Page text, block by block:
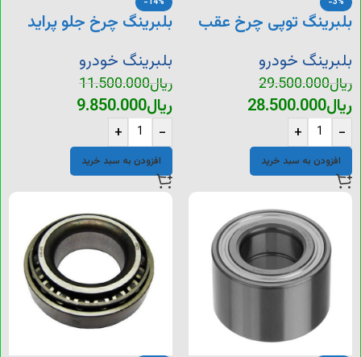
بلبرینگ توپی چرخ عقب
بلبرینگ خودرو
ریال29.500.000
ریال28.500.000
-
+
افزودن به سبد خرید
بلبرینگ چرخ جلو پراید
بلبرینگ خودرو
ریال11.500.000
ریال9.850.000
-
+
افزودن به سبد خرید